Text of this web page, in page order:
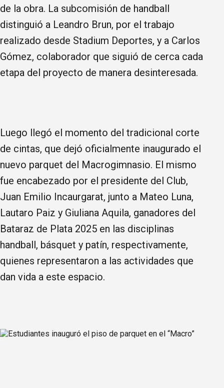
de la obra. La subcomisión de handball
distinguió a Leandro Brun, por el trabajo
realizado desde Stadium Deportes, y a Carlos
Gómez, colaborador que siguió de cerca cada
etapa del proyecto de manera desinteresada.
Luego llegó el momento del tradicional corte
de cintas, que dejó oficialmente inaugurado el
nuevo parquet del Macrogimnasio. El mismo
fue encabezado por el presidente del Club,
Juan Emilio Incaurgarat, junto a Mateo Luna,
Lautaro Paiz y Giuliana Aquila, ganadores del
Bataraz de Plata 2025 en las disciplinas
handball, básquet y patín, respectivamente,
quienes representaron a las actividades que
dan vida a este espacio.